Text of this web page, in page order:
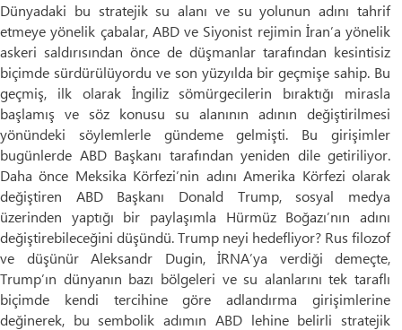
Dünyadaki bu stratejik su alanı ve su yolunun adını tahrif
etmeye yönelik çabalar, ABD ve Siyonist rejimin İran’a yönelik
askeri saldırısından önce de düşmanlar tarafından kesintisiz
biçimde sürdürülüyordu ve son yüzyılda bir geçmişe sahip. Bu
geçmiş, ilk olarak İngiliz sömürgecilerin bıraktığı mirasla
başlamış ve söz konusu su alanının adının değiştirilmesi
yönündeki söylemlerle gündeme gelmişti. Bu girişimler
bugünlerde ABD Başkanı tarafından yeniden dile getiriliyor.
Daha önce Meksika Körfezi’nin adını Amerika Körfezi olarak
değiştiren ABD Başkanı Donald Trump, sosyal medya
üzerinden yaptığı bir paylaşımla Hürmüz Boğazı’nın adını
değiştirebileceğini düşündü. Trump neyi hedefliyor? Rus filozof
ve düşünür Aleksandr Dugin, İRNA’ya verdiği demeçte,
Trump’ın dünyanın bazı bölgeleri ve su alanlarını tek taraflı
biçimde kendi tercihine göre adlandırma girişimlerine
değinerek, bu sembolik adımın ABD lehine belirli stratejik